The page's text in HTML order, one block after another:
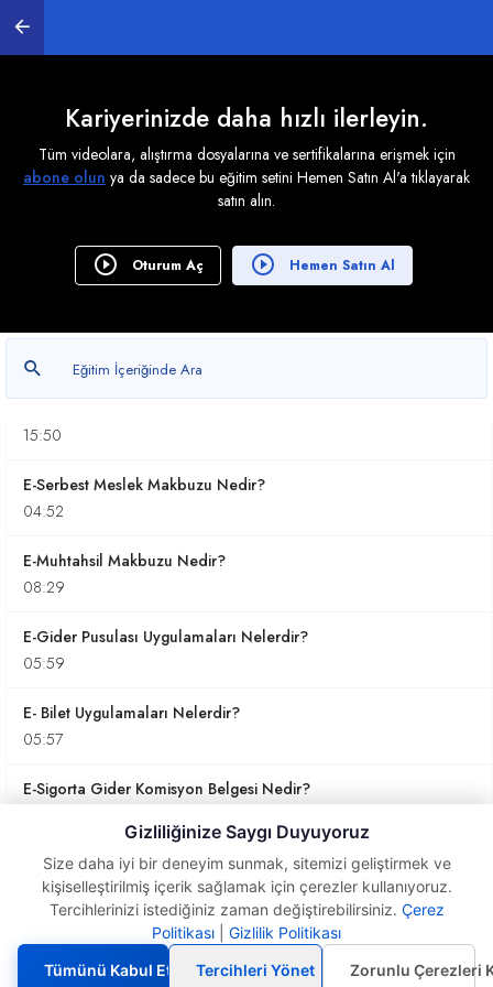
Kariyerinizde daha hızlı ilerleyin.
Tüm videolara, alıştırma dosyalarına ve sertifikalarına erişmek için
abone olun ya da sadece bu eğitim setini Hemen Satın Al'a tıklayarak
satın alın.
Oturum Aç Hemen Satın Al
E-Fatura Uygulamasından Yararlanma Yöntemleri
08:22
E-Fatura Uygulaması ile İlgili Temel Terimler
E-Belgeler'de Son Yapılan Değişiklikler
E-Fatura Uygulamaları Nelerdir?
E-Arşiv Fatura Uygulamaları Nedir?
10:36
15:50
E-Serbest Meslek Makbuzu Nedir?
04:52
E-Muhtahsil Makbuzu Nedir?
08:29
E-Gider Pusulası Uygulamaları Nelerdir?
05:59
E- Bilet Uygulamaları Nelerdir?
05:57
E-Sigorta Gider Komisyon Belgesi Nedir?
E-Dekont Uygulamaları Nedir?
01:56
E-Adisyon Uygulaması Nedir?
04:29
Uygulamaları
Nelerdir?
Gizliliğinize Saygı Duyuyoruz
Size daha iyi bir deneyim sunmak, sitemizi geliştirmek ve
kişiselleştirilmiş içerik sağlamak için çerezler kullanıyoruz.
Tercihlerinizi istediğiniz zaman değiştirebilirsiniz. Çerez
Politikası
Gizlilik Politikası
Tümünü Kabul Et
Tercihleri Yönet Zorunlu Çerezleri